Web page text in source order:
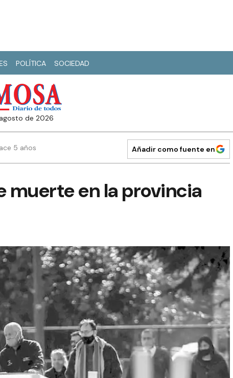
POLÍTICA SOCIEDAD
de 2026
5 años Añadir como fuente en
muerte en la provincia